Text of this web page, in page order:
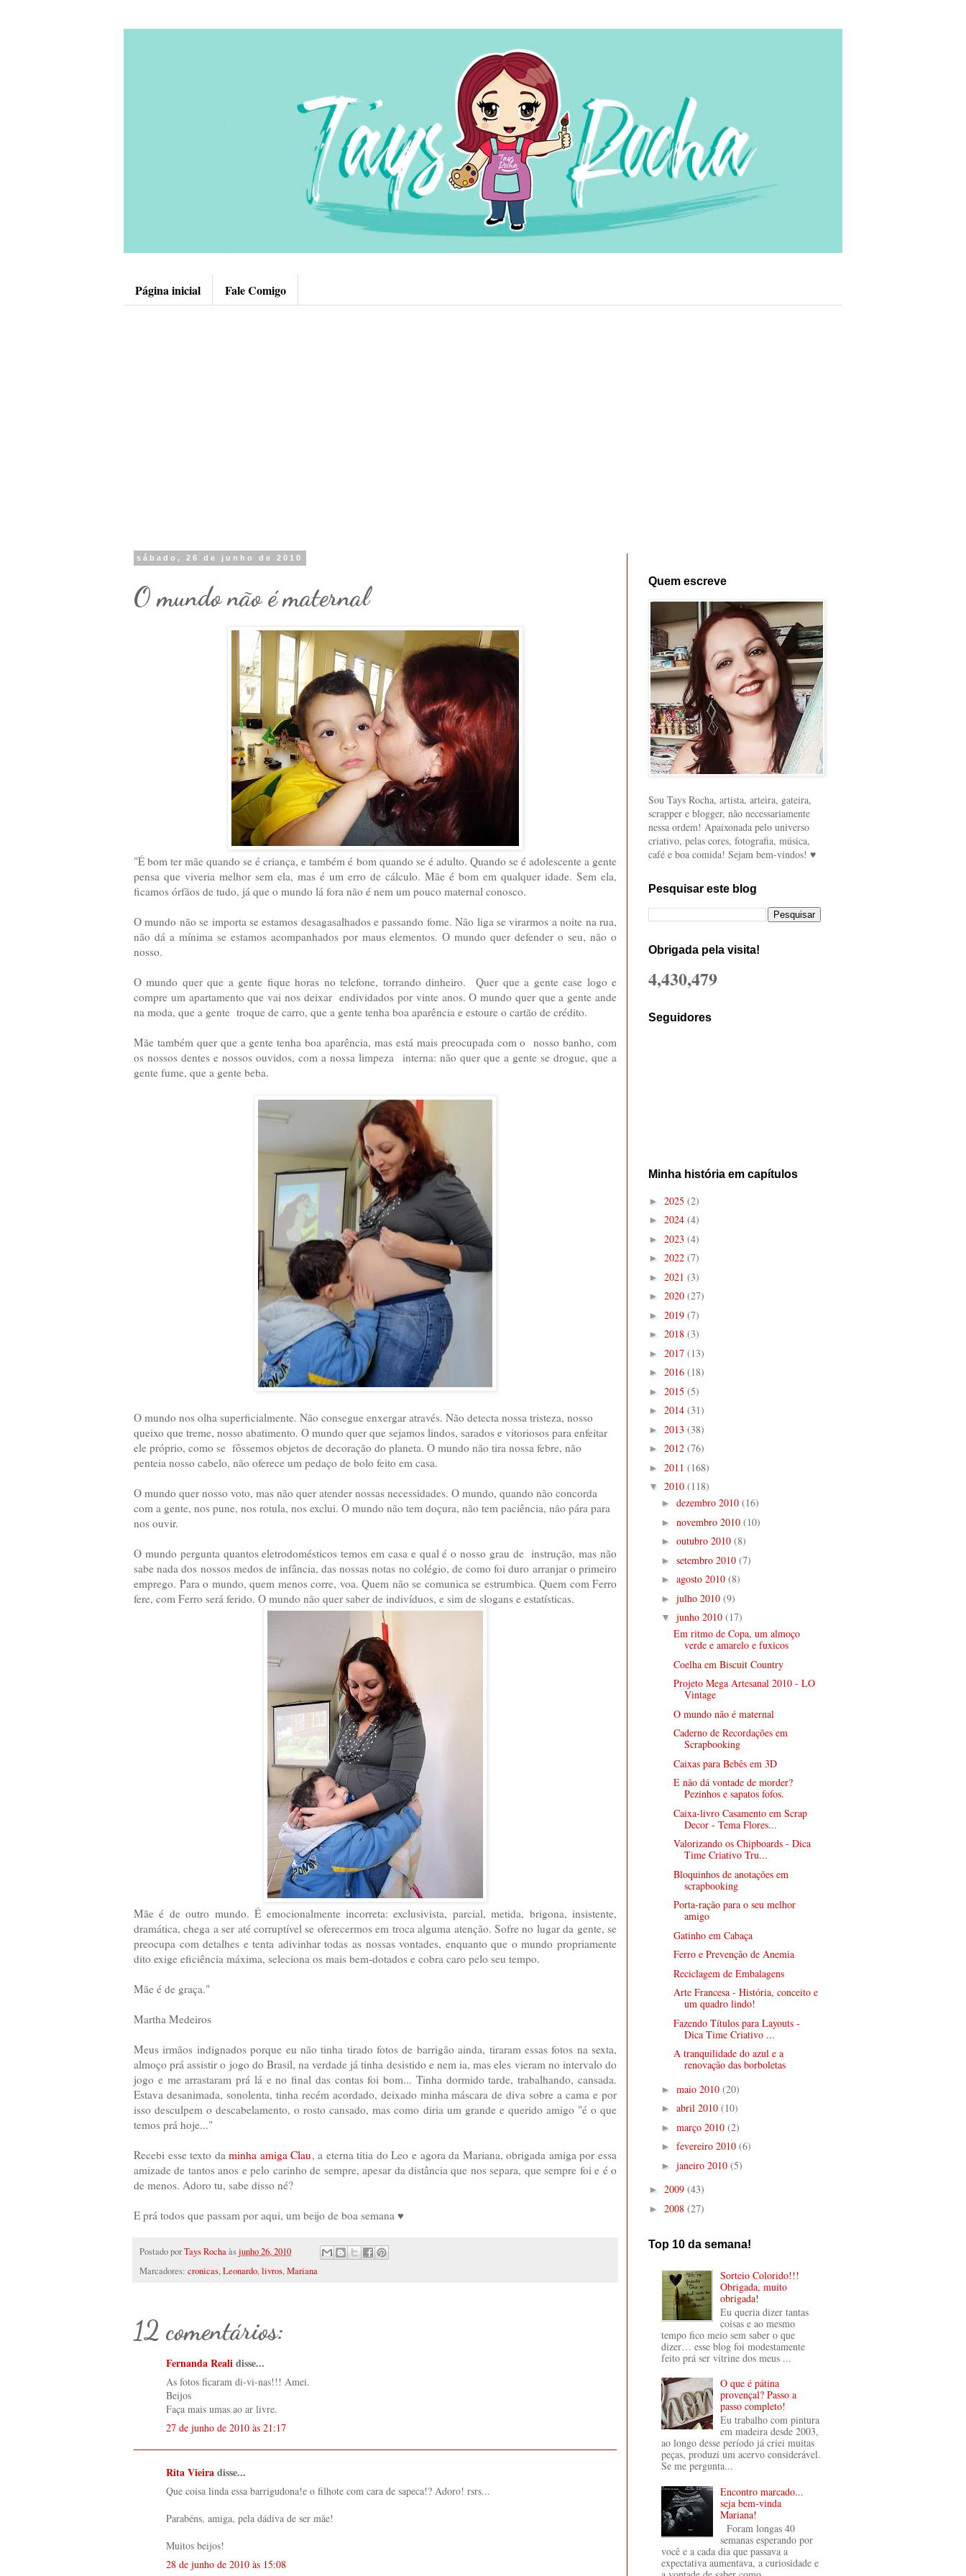
Página inicial Fale Comigo
sábado, 26 de junho de 2010
O mundo não é maternal
"É bom ter mãe quando se é criança, e também é bom quando se é adulto. Quando se é adolescente a gente
pensa que viveria melhor sem ela, mas é um erro de cálculo. Mãe é bom em qualquer idade. Sem ela,
ficamos órfãos de tudo, já que o mundo lá fora não é nem um pouco maternal conosco.
O mundo não se importa se estamos desagasalhados e passando fome. Não liga se virarmos a noite na rua,
não dá a mínima se estamos acompanhados por maus elementos. O mundo quer defender o seu, não o
nosso.
O mundo quer que a gente fique horas no telefone, torrando dinheiro. Quer que a gente case logo e
compre um apartamento que vai nos deixar endividados por vinte anos. O mundo quer que a gente ande
na moda, que a gente troque de carro, que a gente tenha boa aparência e estoure o cartão de crédito.
Mãe também quer que a gente tenha boa aparência, mas está mais preocupada com o nosso banho, com
os nossos dentes e nossos ouvidos, com a nossa limpeza interna: não quer que a gente se drogue, que a
gente fume, que a gente beba.
O mundo nos olha superficialmente. Não consegue enxergar através. Não detecta nossa tristeza, nosso
queixo que treme, nosso abatimento. O mundo quer que sejamos lindos, sarados e vitoriosos para enfeitar
ele próprio, como se fôssemos objetos de decoração do planeta. O mundo não tira nossa febre, não
penteia nosso cabelo, não oferece um pedaço de bolo feito em casa.
O mundo quer nosso voto, mas não quer atender nossas necessidades. O mundo, quando não concorda
com a gente, nos pune, nos rotula, nos exclui. O mundo não tem doçura, não tem paciência, não pára para
nos ouvir.
O mundo pergunta quantos eletrodomésticos temos em casa e qual é o nosso grau de instrução, mas não
sabe nada dos nossos medos de infância, das nossas notas no colégio, de como foi duro arranjar o primeiro
emprego. Para o mundo, quem menos corre, voa. Quem não se comunica se estrumbica. Quem com Ferro
fere, com Ferro será ferido. O mundo não quer saber de indivíduos, e sim de slogans e estatísticas.
Mãe é de outro mundo. É emocionalmente incorreta: exclusivista, parcial, metida, brigona, insistente,
dramática, chega a ser até corruptível se oferecermos em troca alguma atenção. Sofre no lugar da gente, se
preocupa com detalhes e tenta adivinhar todas as nossas vontades, enquanto que o mundo propriamente
dito exige eficiência máxima, seleciona os mais bem-dotados e cobra caro pelo seu tempo.
Mãe é de graça."
Martha Medeiros
Meus irmãos indignados porque eu não tinha tirado fotos de barrigão ainda, tiraram essas fotos na sexta,
almoço prá assistir o jogo do Brasil, na verdade já tinha desistido e nem ia, mas eles vieram no intervalo do
jogo e me arrastaram prá lá e no final das contas foi bom... Tinha dormido tarde, trabalhando, cansada.
Estava desanimada, sonolenta, tinha recém acordado, deixado minha máscara de diva sobre a cama e por
isso desculpem o descabelamento, o rosto cansado, mas como diria um grande e querido amigo "é o que
temos prá hoje..."
Recebi esse texto daminha amiga Clau, a eterna titia do Leo e agora da Mariana, obrigada amiga por essa
amizade de tantos anos e pelo carinho de sempre, apesar da distância que nos separa, que sempre foi e é o
de menos. Adoro tu, sabe disso né?
E prá todos que passam por aqui, um beijo de boa semana ♥
Postado porTays Rochaàsjunho 26, 2010
Marcadores: cronicas,Leonardo,livros,Mariana
12 comentários:
Fernanda Realidisse...
As fotos ficaram di-vi-nas!!! Amei.
Beijos
Faça mais umas ao ar livre.
27 de junho de 2010 às 21:17
Rita Vieiradisse...
Que coisa linda essa barrigudona!e o filhote com cara de sapeca!? Adoro! rsrs...
Parabéns, amiga, pela dádiva de ser mãe!
Muitos beijos!
28 de junho de 2010 às 15:08
Quem escreve
Sou Tays Rocha, artista, arteira, gateira,
scrapper e blogger, não necessariamente
nessa ordem! Apaixonada pelo universo
criativo, pelas cores, fotografia, música,
café e boa comida! Sejam bem-vindos! ♥
Pesquisar este blog
Obrigada pela visita!
4,430,479
Seguidores
Minha história em capítulos
► 2025 (2)
► 2024 (4)
► 2023 (4)
► 2022 (7)
► 2021 (3)
► 2020 (27)
► 2019 (7)
► 2018 (3)
► 2017 (13)
► 2016 (18)
► 2015 (5)
► 2014 (31)
► 2013 (38)
► 2012 (76)
► 2011 (168)
▼ 2010 (118)
► dezembro 2010 (16)
► novembro 2010 (10)
► outubro 2010 (8)
► setembro 2010 (7)
► agosto 2010 (8)
► julho 2010 (9)
▼ junho 2010 (17)
Em ritmo de Copa, um almoço
verde e amarelo e fuxicos
Coelha em Biscuit Country
Projeto Mega Artesanal 2010 - LO
Vintage
O mundo não é maternal
Caderno de Recordações em
Scrapbooking
Caixas para Bebês em 3D
E não dá vontade de morder?
Pezinhos e sapatos fofos.
Caixa-livro Casamento em Scrap
Decor - Tema Flores...
Valorizando os Chipboards - Dica
Time Criativo Tru...
Bloquinhos de anotações em
scrapbooking
Porta-ração para o seu melhor
amigo
Gatinho em Cabaça
Ferro e Prevenção de Anemia
Reciclagem de Embalagens
Arte Francesa - História, conceito e
um quadro lindo!
Fazendo Títulos para Layouts -
Dica Time Criativo ...
A tranquilidade do azul e a
renovação das borboletas
► maio 2010 (20)
► abril 2010 (10)
► março 2010 (2)
► fevereiro 2010 (6)
► janeiro 2010 (5)
► 2009 (43)
► 2008 (27)
Top 10 da semana!
Sorteio Colorido!!!
Obrigada, muito
obrigada!
Eu queria dizer tantas
coisas e ao mesmo
tempo fico meio sem saber o que
dizer… esse blog foi modestamente
feito prá ser vitrine dos meus ...
O que é pátina
provençal? Passo a
passo completo!
Eu trabalho com pintura
em madeira desde 2003,
ao longo desse período já criei muitas
peças, produzi um acervo considerável.
Se me pergunta...
Encontro marcado...
seja bem-vinda
Mariana!
Foram longas 40
semanas esperando por
você e a cada dia que passava a
expectativa aumentava, a curiosidade e